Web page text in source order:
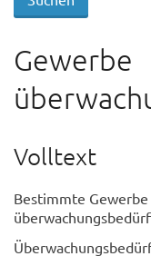
Gewerbe
Volltext
Bestimmte